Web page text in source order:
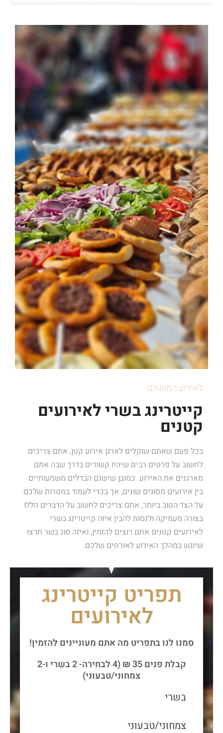
לאירוע המושלם
קייטרינג בשרי לאירועים
קטנים
בכל פעם שאתם שוקלים לארגן אירוע קטן, אתם צריכים
לחשוב על פרטים רבים שיהיו קשורים בדרך שבה אתם
מארגנים את האירוע. כמובן שישנם הבדלים משמעותיים
בין אירועים מסוגים שונים, אך בכדי לעמוד במטרות שלכם
על הצד הטוב ביותר, אתם צריכים לחשוב על הדברים הללו
בצורה מעמיקה ולנסות להבין איזה קייטרינג בשרי
לאירועים קטנים אתם רוצים להזמין, ואיזה סוג בשר תרצו
שיוגש במהלך האירוע לאורחים שלכם.
תפריט קייטרינג
לאירועים
סמנו לנו בתפריט מה אתם מעוניינים להזמין!
קבלת פנים 35 ₪ (4 לבחירה- 2 בשרי ו-2
צמחוני/טבעוני)
בשרי
צמחוני/טבעוני